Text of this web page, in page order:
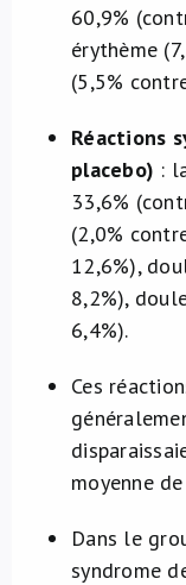
60,9%
érythème
(5,5%
Réactions
placebo) :
33,6%
(2,0%
12,6%),
8,2%),
6,4%).
Ces
moyenne
Dans le
syndrome